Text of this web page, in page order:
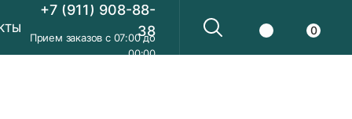
+7 (911) 908-88-
38
0
Прием заказов с 07:00 до
00:00